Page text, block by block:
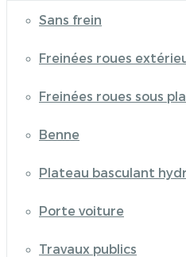
Sans frein
Freinées roues
Freinées roues sous
Benne
Plateau basculant
Porte voiture
Travaux publics